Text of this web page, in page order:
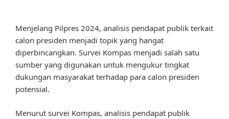
Menjelang Pilpres 2024, analisis pendapat publik terkait
calon presiden menjadi topik yang hangat
diperbincangkan. Survei Kompas menjadi salah satu
sumber yang digunakan untuk mengukur tingkat
dukungan masyarakat terhadap para calon presiden
potensial.
Menurut survei Kompas, analisis pendapat publik